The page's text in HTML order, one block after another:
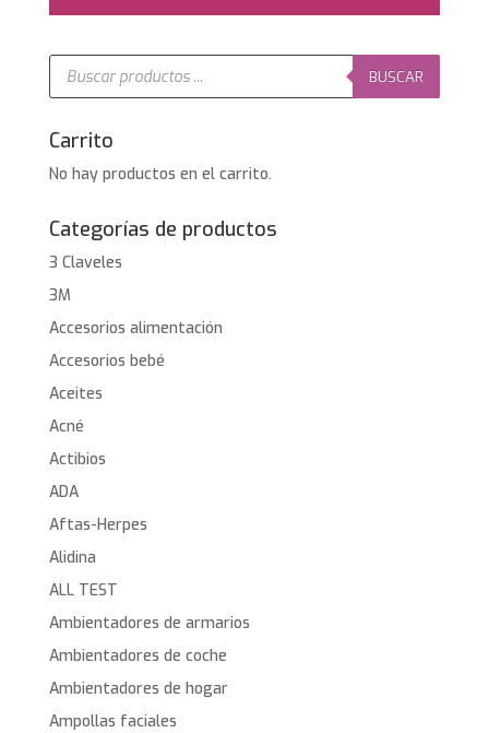
Búsqueda
productos
BUSCAR
Carrito
No hay productos en el carrito.
Categorías de productos
3 Claveles
3M
Accesorios alimentación
Accesorios bebé
Aceites
Acné
Actibios
ADA
Aftas-Herpes
Alidina
ALL TEST
Ambientadores de armarios
Ambientadores de coche
Ambientadores de hogar
Ampollas faciales